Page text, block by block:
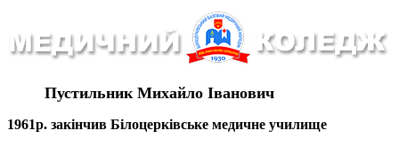
Пустильник Михайло Іванович
1961р. закінчив Білоцерківське медичне училище